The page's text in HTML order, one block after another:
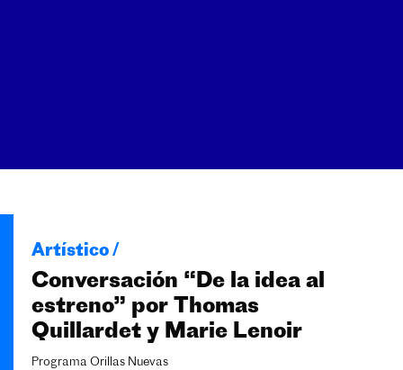
Artístico /
Conversación “De la idea al
estreno” por Thomas
Quillardet y Marie Lenoir
Programa Orillas Nuevas